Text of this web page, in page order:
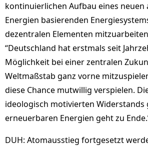
kontinuierlichen Aufbau eines
Energien basierenden
dezentralen Elementen
“Deutschland hat erstmals seit
Möglichkeit bei einer zentralen
Weltmaßstab ganz vorne
diese Chance mutwillig verspielen.
ideologisch motivierten Widerstands
erneuerbaren Energien geht zu
DUH: Atomausstieg fortgesetzt